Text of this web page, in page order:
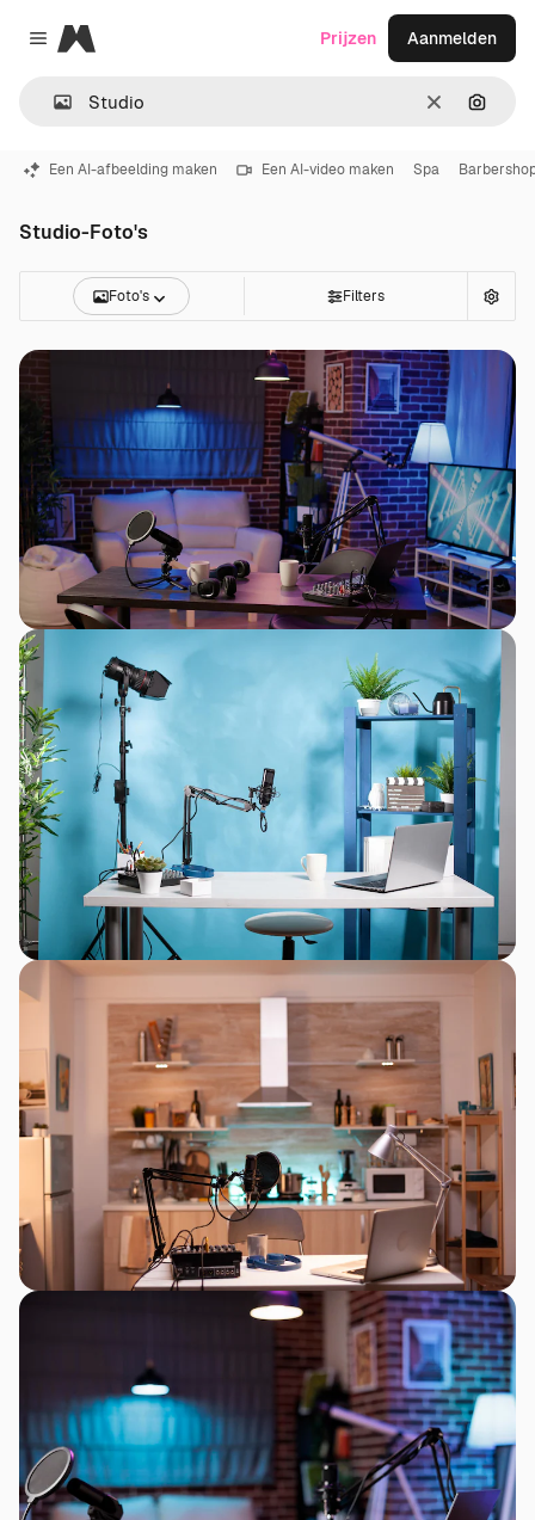
Close menu
Magnific
Wissen
Prijzen Aanmelden
Een AI-afbeelding maken Een AI-video maken Spa
Studio-Foto's
Foto's Filters